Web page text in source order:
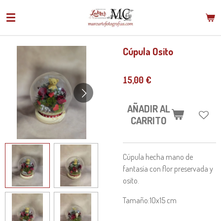
al
principal
Cúpula Osito
15,00 €
AÑADIR AL
CARRITO
Cúpula hecha mano de
fantasía con flor preservada y
osito.
Tamaño:10x15 cm